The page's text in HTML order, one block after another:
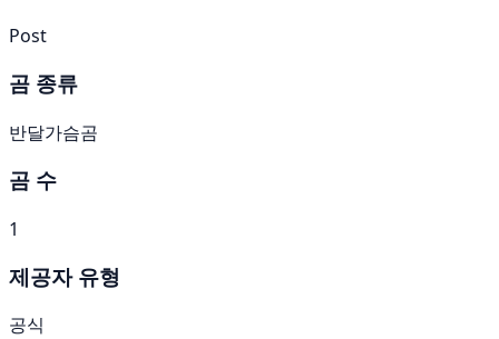
Post
곰 종류
반달가슴곰
곰 수
1
제공자 유형
공식